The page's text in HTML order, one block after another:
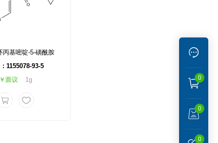
0
0
0
丙基嘧啶-5-磺酰胺
: 1155078-93-5
面议
1g